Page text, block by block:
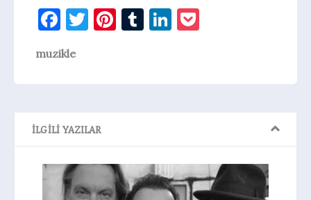
Facebook
TwitterPinterest
TumblrLinkedIn
muzikle
İLGILI YAZILAR